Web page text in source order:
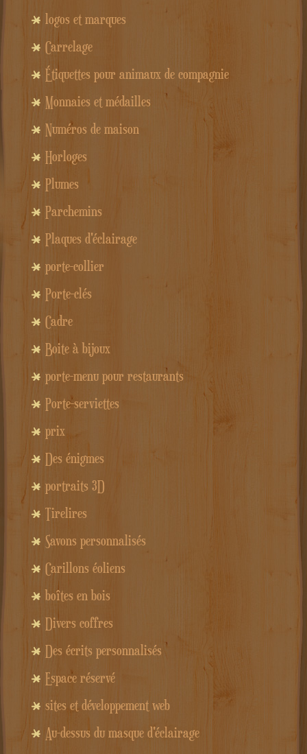
logos et marques
Carrelage
Étiquettes pour animaux de compagnie
Monnaies et médailles
Numéros de maison
Horloges
Plumes
Parchemins
Plaques d'éclairage
porte-collier
Porte-clés
Cadre
Boite à bijoux
porte-menu pour restaurants
Porte-serviettes
prix
Des énigmes
portraits 3D
Tirelires
Savons personnalisés
Carillons éoliens
boîtes en bois
Divers coffres
Des écrits personnalisés
Espace réservé
sites et développement web
Au-dessus du masque d'éclairage